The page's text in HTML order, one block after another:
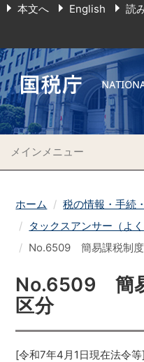
本文へ English 読
メインメニュー
ホーム 税の情報・手続
タックスアンサー（よ
No.6509 簡易課税制度
No.6509 簡
区分
[令和7年4月1日現在法令等]